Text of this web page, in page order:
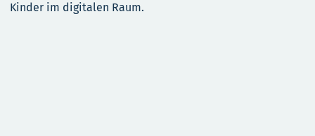
Kinder im digitalen Raum.